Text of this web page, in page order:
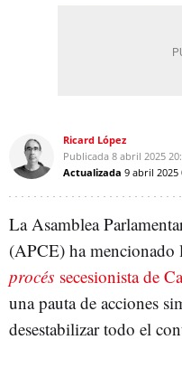
Ricard López
Publicada 8 abril 2025
Actualizada 9 abril 2025
La Asamblea
(APCE) ha mencionado
procés secesionista de
una pauta de acciones
desestabilizar todo el